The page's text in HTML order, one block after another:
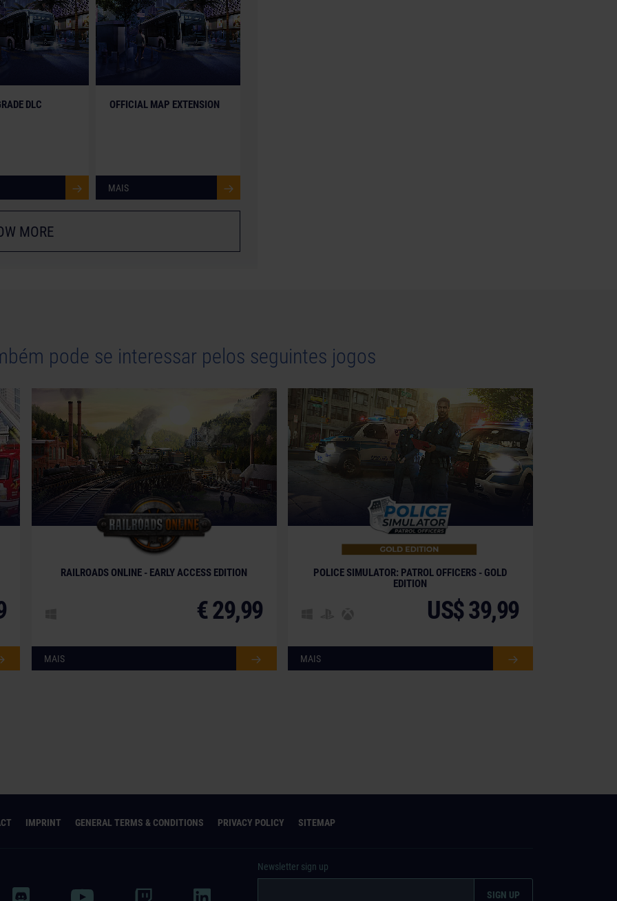
DLC OFFICIAL MAP EXTENSION
MAIS
MORE
pode se interessar pelos seguintes jogos
© [Translate to Portuguese (Brazil):]
RAILROADS ONLINE - EARLY ACCESS EDITION
€ 29,99
MAIS
POLICE SIMULATOR: PATROL OFFICERS - GOLD
EDITION
US$ 39,99
MAIS
IMPRINT GENERAL TERMS & CONDITIONS PRIVACY POLICY SITEMAP
Newsletter sign up